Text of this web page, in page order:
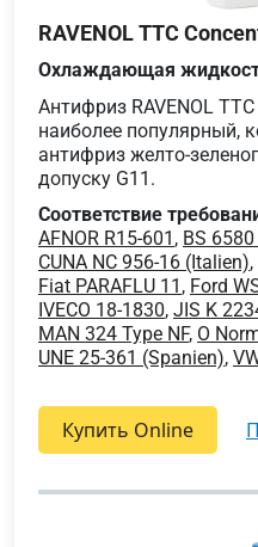
RAVENOL TTC
Охлаждающая
Антифриз RAVENOL
наиболее популярный,
антифриз желто-
допуску G11.
Соответствие
AFNOR R15-601 , BS
CUNA NC 956-16 (Italien),
Fiat PARAFLU 11 , Ford
IVECO 18-1830, JIS K
MAN 324 Type NF, O
UNE 25-361 (Spanien),
Купить Online